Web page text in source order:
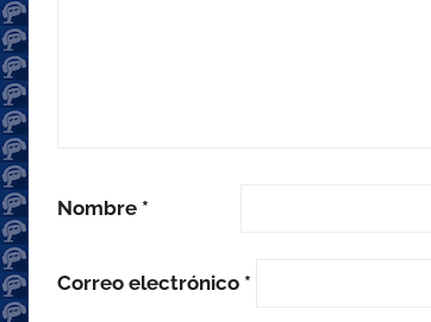
Nombre *
Correo electrónico *